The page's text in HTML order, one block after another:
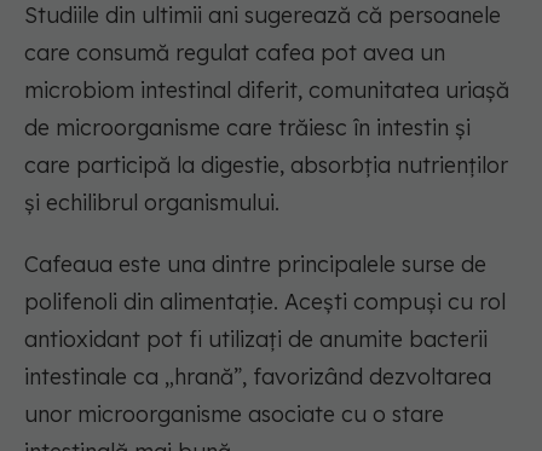
Studiile din ultimii ani sugerează că persoanele
care consumă regulat cafea pot avea un
microbiom intestinal diferit, comunitatea uriașă
de microorganisme care trăiesc în intestin și
care participă la digestie, absorbția nutrienților
și echilibrul organismului.
Cafeaua este una dintre principalele surse de
polifenoli din alimentație. Acești compuși cu rol
antioxidant pot fi utilizați de anumite bacterii
intestinale ca „hrană”, favorizând dezvoltarea
unor microorganisme asociate cu o stare